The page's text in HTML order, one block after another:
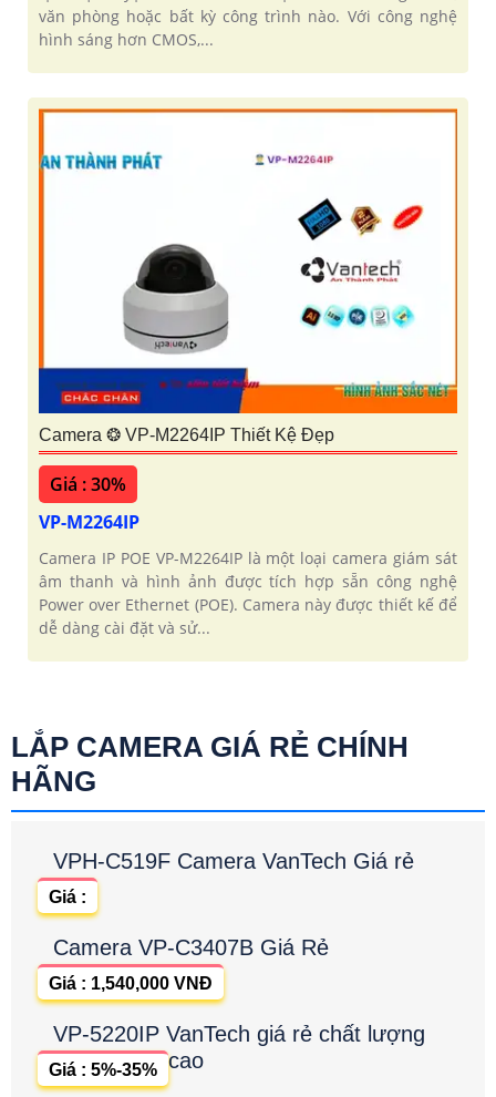
văn phòng hoặc bất kỳ công trình nào. Với công nghệ
hình sáng hơn CMOS,...
Camera ❂ VP-M2264IP Thiết Kệ Đẹp
Giá : 30%
VP-M2264IP
Camera IP POE VP-M2264IP là một loại camera giám sát
âm thanh và hình ảnh được tích hợp sẵn công nghệ
Power over Ethernet (POE). Camera này được thiết kế để
dễ dàng cài đặt và sử...
LẮP CAMERA GIÁ RẺ CHÍNH
HÃNG
VPH-C519F Camera VanTech Giá rẻ
Giá :
Camera VP-C3407B Giá Rẻ
Giá : 1,540,000 VNĐ
VP-5220IP VanTech giá rẻ chất lượng
cao
Giá : 5%-35%